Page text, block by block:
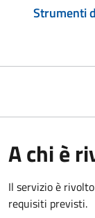
Strumenti
A chi è
Il servizio è
requisiti previsti.